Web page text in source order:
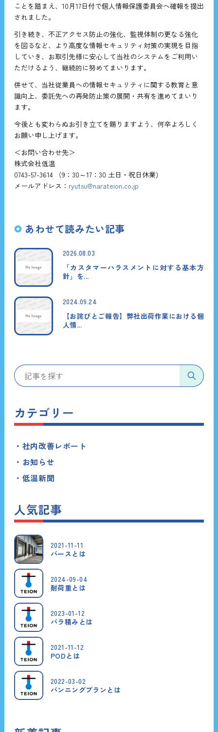
ことを踏まえ、10月17日付で個人情報保護委員会へ確報を提出
されました。
引き続き、不正アクセス防止の強化、監視体制の更なる強化
を図るなど、より高度な情報セキュリティ対策の実現を目指
していき、お取引先様に安心して当社のシステムをご利用い
ただけるよう、継続的に努めてまいります。
併せて、当社従業員への情報セキュリティに関する教育と意
識向上、委託先への再発防止策の展開・共有を進めてまいり
ます。
今後とも変わらぬお引き立てを賜りますよう、何卒よろしく
お願い申し上げます。
＜お問い合わせ先＞
株式会社低温
0743-57-3614 （9：30～17：30 土日・祝日休業)
メールアドレス： ryutsu@narateion.co.jp
あわせて読みたい記事
2026.08.03
「カスタマーハラスメントに対する基本方
針」を...
2024.09.24
【お詫びとご報告】弊社出荷作業における個
人情...
カテゴリー
社内改善レポート
お知らせ
低温新聞
人気記事
2021-11-11
バースとは
2024-09-04
耐荷重とは
2023-01-12
バラ積みとは
2021-11-12
PODとは
2022-03-02
バンニングプランとは